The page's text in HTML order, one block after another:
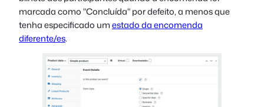
marcada como "Concluída" por defeito, a menos que
tenha especificado umestado da encomenda
diferente/es.